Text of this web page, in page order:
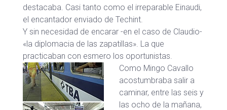
destacaba. Casi tanto como el irreparable Einaudi,
el encantador enviado de Techint.
Y sin necesidad de encarar -en el caso de Claudio-
«la diplomacia de las zapatillas». La que
practicaban con esmero los oportunistas.
Como Mingo Cavallo
acostumbraba salir a
caminar, entre las seis y
las ocho de la mañana,